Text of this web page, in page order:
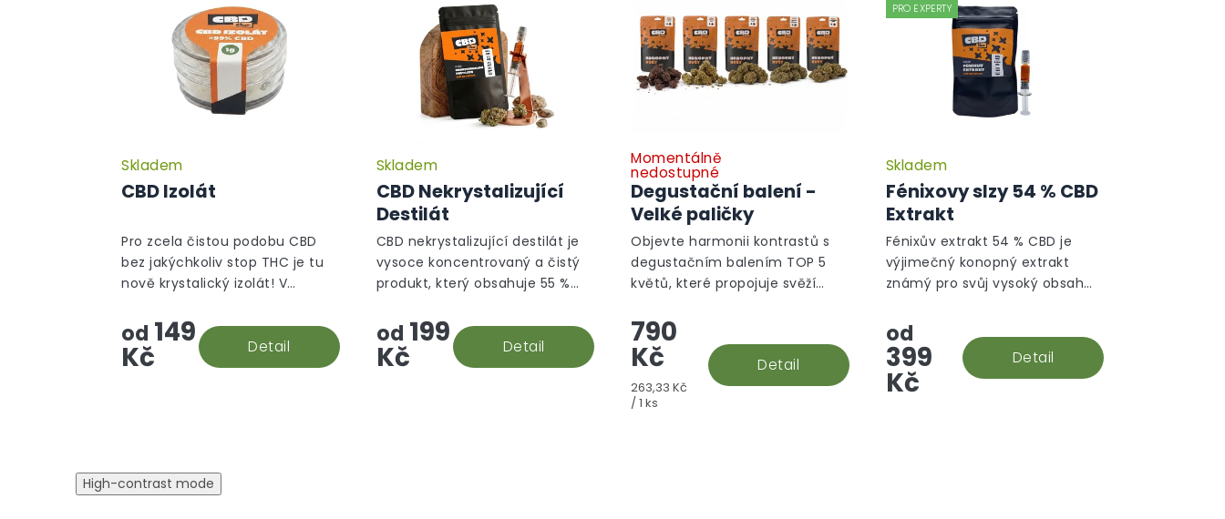
CBD Izolát
Skladem
od 149
Kč Detail
Pro zcela čistou podobu CBD
bez jakýchkoliv stop THC je tu
nově krystalický izolát! V
směrnicemi je jeho izolace
prováděna s maximální péčí, a
vám se tak do...
CBD Nekrystalizující
Destilát
Skladem
od 199
Kč Detail
CBD nekrystalizující destilát je
vysoce koncentrovaný a čistý
produkt, který obsahuje 55 %
CBN. Díky odstranění všech
nečistot je ideální pro výrobu...
Degustační balení -
Velké paličky
Momentálně
nedostupné
790
Kč
Měrná
cena:
263,33 Kč
/ 1 ks
Detail
Objevte harmonii kontrastů s
degustačním balením TOP 5
květů, které propojuje svěží
hlubokou, sametovou
intenzitou...
PRO EXPERTY
Fénixovy slzy 54 % CBD
Extrakt
Skladem
od
399
Kč
Detail
Fénixův extrakt 54 % CBD je
výjimečný konopný extrakt
známý pro svůj vysoký obsah
které nabízí významné
terapeutické účinky. Tento
přírodní...
High-contrast mode